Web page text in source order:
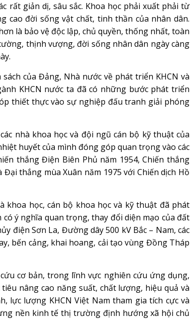
rất giản dị, sâu sắc. Khoa học phải xuất phải từ
cao đời sống vật chất, tinh thần của nhân dân.
là bảo vệ độc lập, chủ quyền, thống nhất, toàn
thịnh vượng, đời sống nhân dân ngày càng
của Đảng, Nhà nước về phát triển KHCN và
KHCN nước ta đã có những bước phát triển
thiết thực vào sự nghiệp đấu tranh giải phóng
nhà khoa học và đội ngũ cán bộ kỹ thuật của
huyết của mình đóng góp quan trọng vào các
thắng Điện Biên Phủ năm 1954, Chiến thắng
thắng mùa Xuân năm 1975 với Chiến dịch Hồ
khoa học, cán bộ khoa học và kỹ thuật đã phát
ý nghĩa quan trọng, thay đổi diện mạo của đất
điện Sơn La, Đường dây 500 kV Bắc – Nam, các
bến cảng, khai hoang, cải tạo vùng Đồng Tháp
cơ bản, trong lĩnh vực nghiên cứu ứng dụng,
nâng cao năng suất, chất lượng, hiệu quả và
lực lượng KHCN Việt Nam tham gia tích cực và
nền kinh tế thị trường định hướng xã hội chủ